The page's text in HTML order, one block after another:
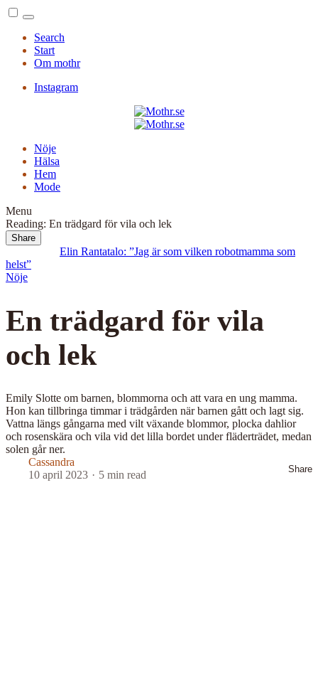
Menu
Search
Start
Om mothr
Instagram
Nöje
Hälsa
Hem
Mode
Menu
Reading: En trädgard för vila och lek
Share
Elin Rantatalo: ”Jag är som vilken robotmamma som
helst”
Nöje
En trädgard för vila
och lek
Emily Slotte om barnen, blommorna och att vara en ung mamma.
Hon kan tillbringa timmar i trädgården när barnen gått och lagt sig.
Vattna längs gångarna med vilt växande blommor, plocka dahlior
och rosenskära och vila vid det lilla bordet under fläderträdet, medan
solen går ner.
Cassandra
10 april 2023
5 min read Share